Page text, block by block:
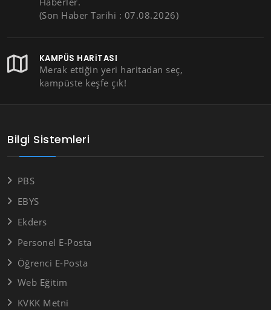
(Son Haber Tarihi : 07.08.2026)
KAMPÜS HARITASI
Merak ettiğin yeri haritadan seç,
kampüste keşfe çık!
Bilgi Sistemleri
PBS
EBYS
Ekders
Personel E-Posta
Öğrenci E-Posta
Web Eğitim
KVKK Metni